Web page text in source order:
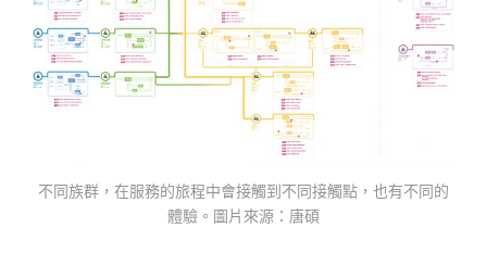
不同族群，在服務的旅程中會接觸到不同接觸點，也有不同的
體驗。圖片來源：唐碩